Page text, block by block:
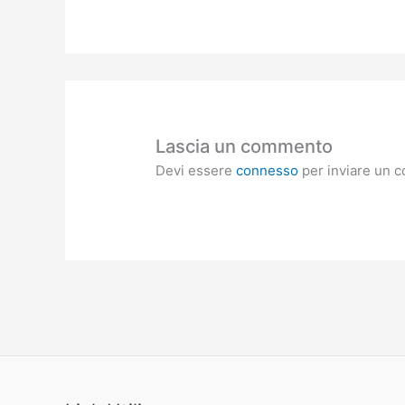
Lascia un commento
Devi essereconnesso per inviare un